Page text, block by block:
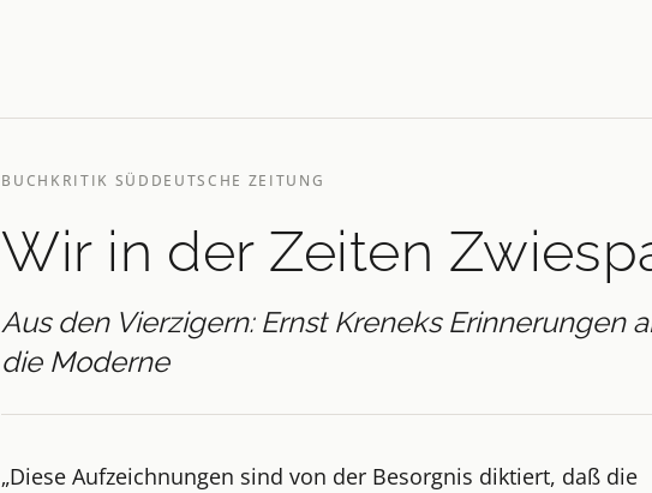
BUCHKRITIK SÜDDEUTSCHE ZEITUNG
Wir in der Zeiten
Aus den Vierzigern: Ernst Kreneks Erinnerungen
die Moderne
„Diese Aufzeichnungen sind von der Besorgnis diktiert, daß die